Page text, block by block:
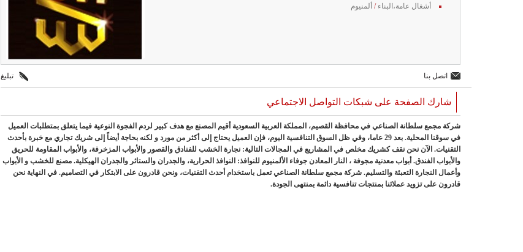
أشغال عامة،البناء / ألمنيوم
اتصل بنا تبليغ
شارك الصفحة على شبكات التواصل الاجتماعي
شركة مجمع سلطانة الصناعي في محافظة القصيم، المملكة العربية السعودية أقيم المصنع مع هدف كبير لردم الفجوة النوعية فيما يتعلق بمتطلبات العميل
في سوقنا المحلية. بعد 29 عاما، وفي ظل السوق التنافسية اليوم، فإن العميل يحتاج إلى أكثر من مورد و لكنه بحاجة أيضاً إلى شريك تجاري مع خبرة بأحدث
التقنيات. الآن نحن نقف كشريك مخلص في المشاريع في المجالات التالية: نجارة الخشب للفنادق والقصور والأبواب المزخرفة، والأبواب المقاومة للحريق
والأبواب الفندق. أبواب معدنية مجوفة ، النار المعادن جوفاء الألمنيوم للنوافذ: النوافذ الحرارية، والجدران والستائر والجدران الهيكلية. مصنع للخشب و الأبواب
وأعمال النجارة التعبئة والتسليم. شركة مجمع سلطانة الصناعي تعمل باستخدام أحدث التقنيات، ونحن قادرون على الابتكار في التصاميم. في النهاية نحن
قادرون على تزويد عملائنا بمنتجات تنافسية دائمة بمنتهى الجودة.